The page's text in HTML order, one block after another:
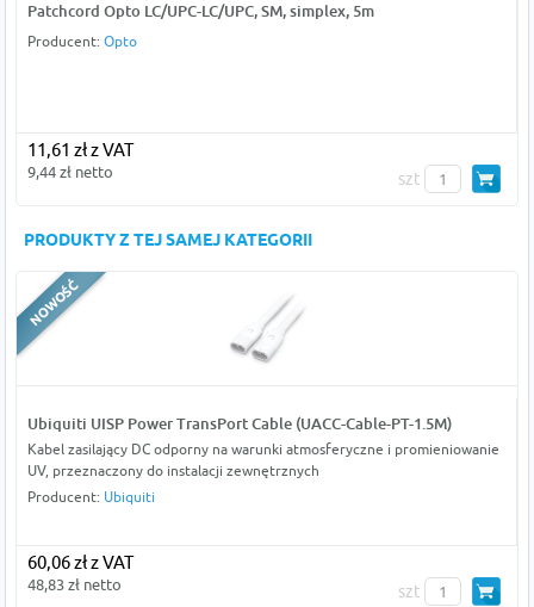
Patchcord Opto LC/UPC-LC/UPC, SM, simplex, 5m
Producent: Opto
11,61 zł z VAT
9,44 zł netto szt
PRODUKTY Z TEJ SAMEJ KATEGORII
Ubiquiti UISP Power TransPort Cable (UACC-Cable-PT-1.5M)
Kabel zasilający DC odporny na warunki atmosferyczne i promieniowanie
UV, przeznaczony do instalacji zewnętrznych
Producent: Ubiquiti
60,06 zł z VAT
48,83 zł netto szt